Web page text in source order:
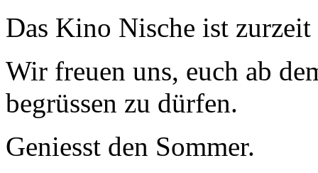
Das Kino Nische ist zurzeit
Wir freuen uns, euch ab
begrüssen zu dürfen.
Geniesst den Sommer.